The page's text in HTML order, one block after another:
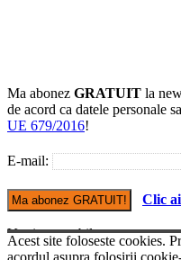
Ma abonez GRATUIT la
de acord ca datele personale
UE 679/2016!
E-mail:
Clic
Versiune mobile
Acest site foloseste cookies.
acordul asupra folosirii
© Copyright Corpul-